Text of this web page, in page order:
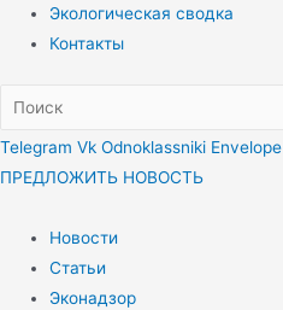
Экологическая сводка
Контакты
Telegram Vk Odnoklassniki Envelope
ПРЕДЛОЖИТЬ НОВОСТЬ
Новости
Статьи
Эконадзор